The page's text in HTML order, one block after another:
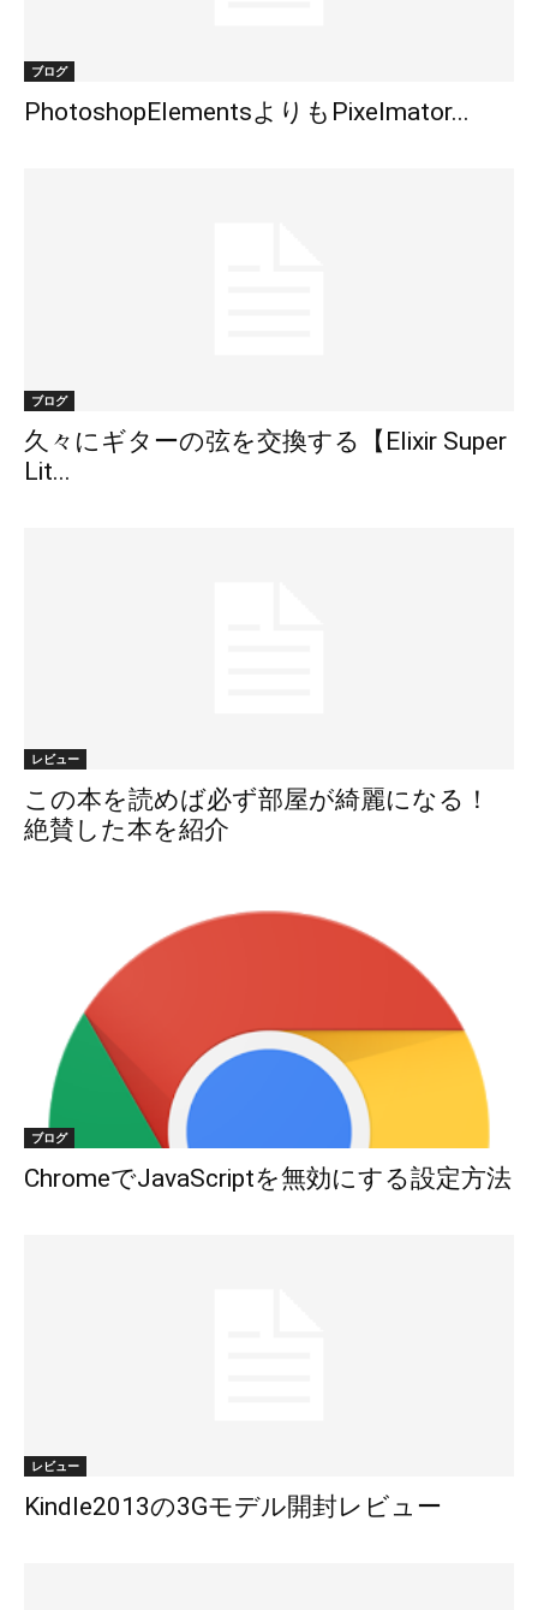
ブログ
PhotoshopElementsよりもPixelmator...
ブログ
久々にギターの弦を交換する【Elixir Super
Lit...
レビュー
この本を読めば必ず部屋が綺麗になる！
絶賛した本を紹介
ブログ
ChromeでJavaScriptを無効にする設定方法
レビュー
Kindle2013の3Gモデル開封レビュー